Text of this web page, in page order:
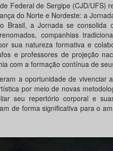
Federal de Sergipe (CJD/UFS)
do Norte e Nordeste: a
Brasil, a Jornada se consolida
companhias
sua natureza formativa e
e professores de projeção
com a formação contínua de
a oportunidade de vivenciar
por meio de novas
seu repertório corporal e
de forma significativa para o